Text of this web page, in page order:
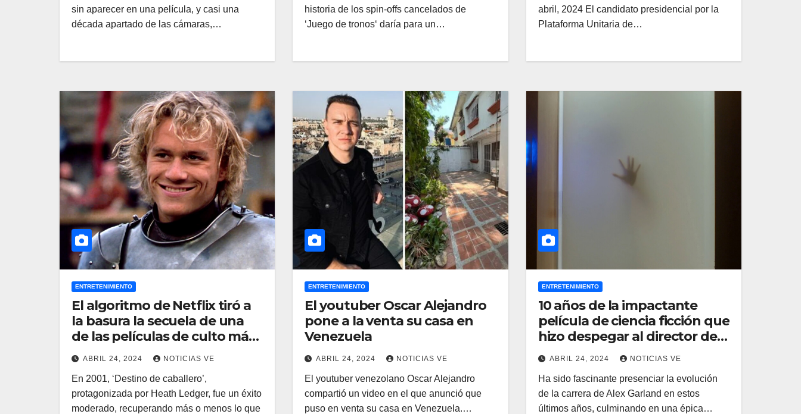
sin aparecer en una película, y casi una
década apartado de las cámaras,…
historia de los spin-offs cancelados de
‘Juego de tronos‘ daría para un…
abril, 2024 El candidato presidencial por la
Plataforma Unitaria de…
ENTRETENIMIENTO
El algoritmo de Netflix tiró a
la basura la secuela de una
de las películas de culto más
queridas de inicios de los
2000
ABRIL 24, 2024 NOTICIAS VE
En 2001, ‘Destino de caballero’,
protagonizada por Heath Ledger, fue un éxito
moderado, recuperando más o menos lo que
ENTRETENIMIENTO
El youtuber Oscar Alejandro
pone a la venta su casa en
Venezuela
ABRIL 24, 2024 NOTICIAS VE
El youtuber venezolano Oscar Alejandro
compartió un video en el que anunció que
puso en venta su casa en Venezuela.…
ENTRETENIMIENTO
10 años de la impactante
película de ciencia ficción que
hizo despegar al director de
‘Civil War’. Una mirada única y
escalofriante a la Inteligencia
Artificial que puedes ver en
Netflix
ABRIL 24, 2024 NOTICIAS VE
Ha sido fascinante presenciar la evolución
de la carrera de Alex Garland en estos
últimos años, culminando en una épica…